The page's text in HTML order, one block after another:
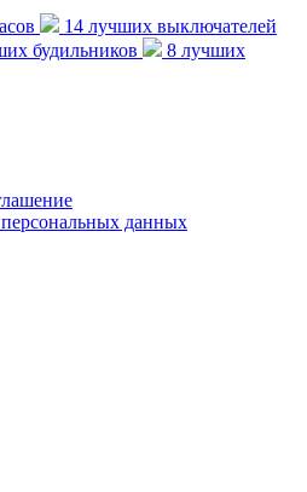
14 лучших выключателей
будильников
8 лучших
данных